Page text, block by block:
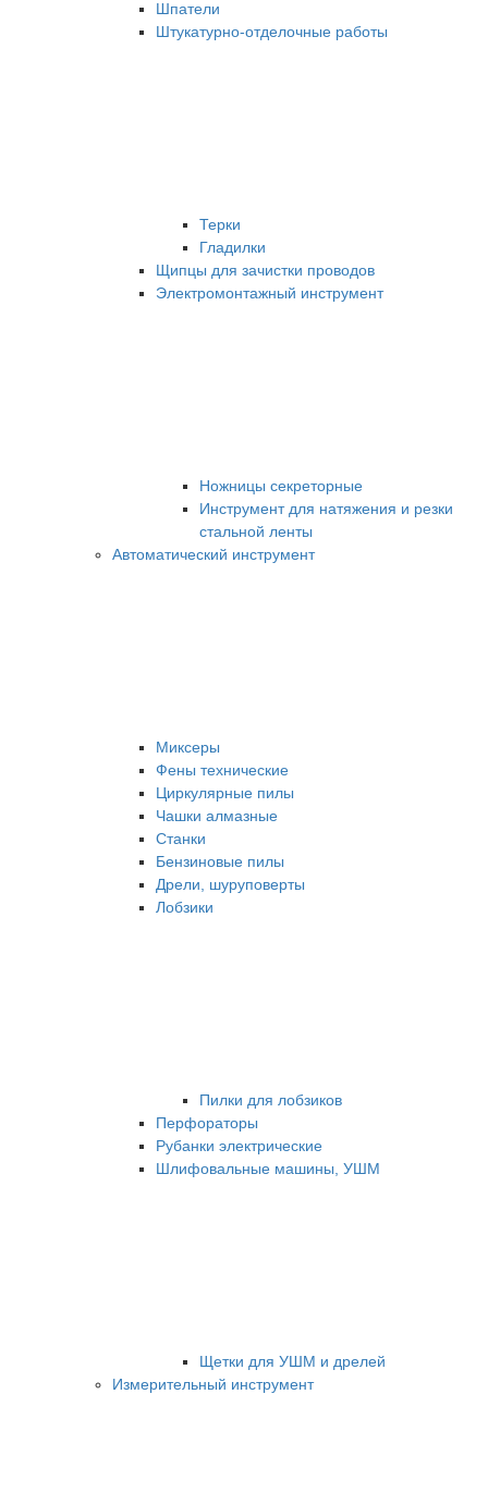
Шпатели
Штукатурно-отделочные работы
Терки
Гладилки
Щипцы для зачистки проводов
Электромонтажный инструмент
Ножницы секреторные
Инструмент для натяжения и резки
стальной ленты
Автоматический инструмент
Миксеры
Фены технические
Циркулярные пилы
Чашки алмазные
Станки
Бензиновые пилы
Дрели, шуруповерты
Лобзики
Пилки для лобзиков
Перфораторы
Рубанки электрические
Шлифовальные машины, УШМ
Щетки для УШМ и дрелей
Измерительный инструмент